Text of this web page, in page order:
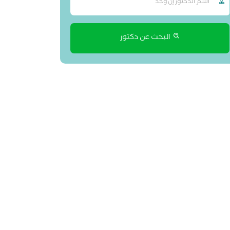
البحث عن دكتور